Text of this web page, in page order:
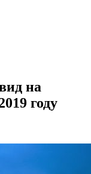
на
году